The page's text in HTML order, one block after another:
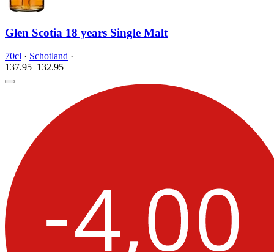
Glen Scotia 18 years Single Malt
70cl · Schotland ·
137.95 132.95